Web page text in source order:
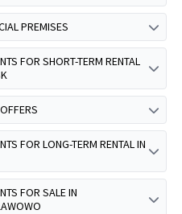
PREMISES
FOR SHORT-TERM RENTAL
FOR LONG-TERM RENTAL IN
FOR SALE IN